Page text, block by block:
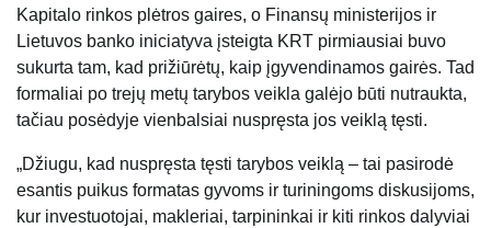
Kapitalo rinkos plėtros gaires, o Finansų ministerijos ir
Lietuvos banko iniciatyva įsteigta KRT pirmiausiai buvo
sukurta tam, kad prižiūrėtų, kaip įgyvendinamos gairės. Tad
formaliai po trejų metų tarybos veikla galėjo būti nutraukta,
tačiau posėdyje vienbalsiai nuspręsta jos veiklą tęsti.
„Džiugu, kad nuspręsta tęsti tarybos veiklą – tai pasirodė
esantis puikus formatas gyvoms ir turiningoms diskusijoms,
kur investuotojai, makleriai, tarpininkai ir kiti rinkos dalyviai